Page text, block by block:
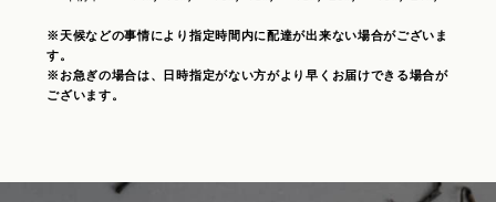
※天候などの事情により指定時間内に配達が出来ない場合がございま
す。
※お急ぎの場合は、日時指定がない方がより早くお届けできる場合が
ございます。